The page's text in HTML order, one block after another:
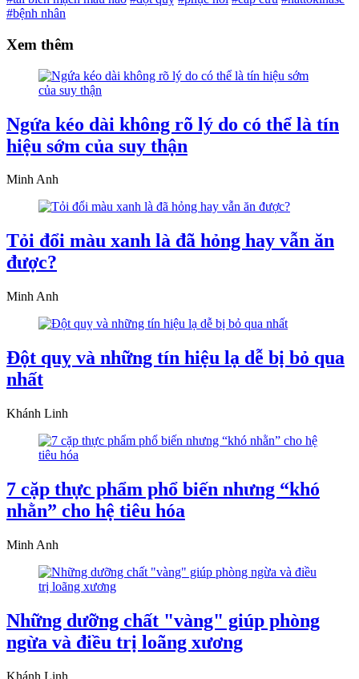
#bệnh nhân
Xem thêm
Ngứa kéo dài không rõ lý do có thể là tín
hiệu sớm của suy thận
Minh Anh
Tỏi đổi màu xanh là đã hỏng hay vẫn ăn
được?
Minh Anh
Đột quỵ và những tín hiệu lạ dễ bị bỏ qua
nhất
Khánh Linh
7 cặp thực phẩm phổ biến nhưng “khó
nhằn” cho hệ tiêu hóa
Minh Anh
Những dưỡng chất "vàng" giúp phòng
ngừa và điều trị loãng xương
Khánh Linh